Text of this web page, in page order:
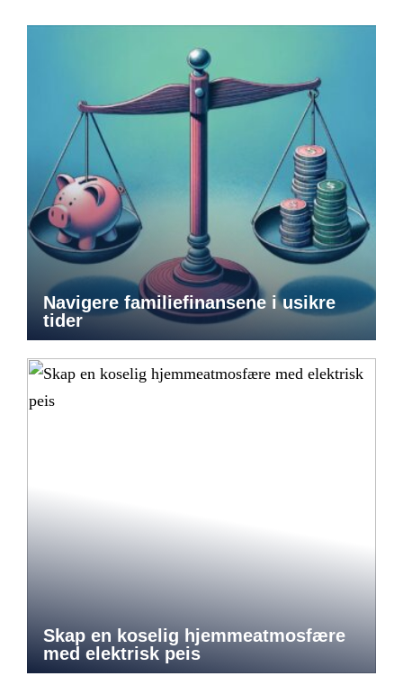
Navigere familiefinansene i usikre
tider
Skap en koselig hjemmeatmosfære
med elektrisk peis